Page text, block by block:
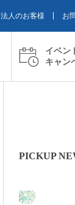
法人のお客様 お
イベン
キャン
PICKUP